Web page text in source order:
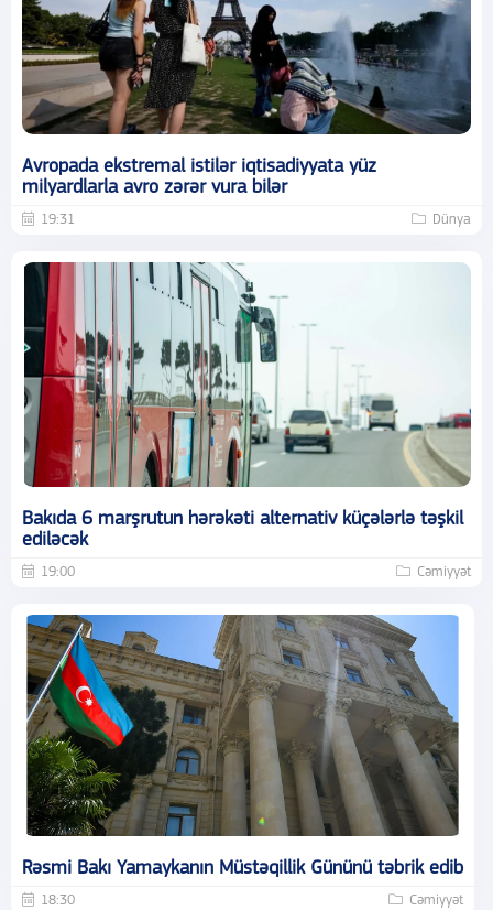
Avropada ekstremal istilər iqtisadiyyata yüz
milyardlarla avro zərər vura bilər
19:31 Dünya
Bakıda 6 marşrutun hərəkəti alternativ küçələrlə təşkil
ediləcək
19:00 Cəmiyyət
Rəsmi Bakı Yamaykanın Müstəqillik Gününü təbrik edib
18:30 Cəmiyyət